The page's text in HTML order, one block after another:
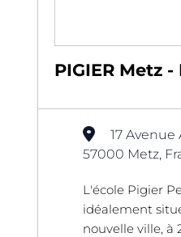
PIGIER Metz -
17 Avenue
57000 Metz,
L'école Pigier
idéalement
nouvelle ville, à